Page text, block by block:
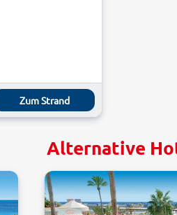
Zum Strand
Alternative